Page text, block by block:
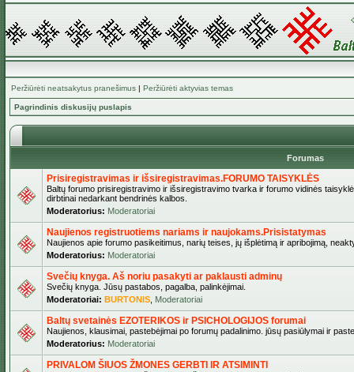
Peržiūrėti neatsakytus pranešimus | Peržiūrėti aktyvias temas
Pagrindinis diskusijų puslapis
Forumas
Prisiregistravimas ir išsiregistravimas.FORUMO TAISYKLĖS
Baltų forumo prisiregistravimo ir išsiregistravimo tvarka ir forumo vidinės
dirbtinai nedarkant bendrinės kalbos.
Moderatorius: Moderatoriai
Naujienos registruotiems nariams ir naujokams.Prisistatymas
Naujienos apie forumo pasikeitimus, narių teises, jų išplėtimą ir apribojimą,
Moderatorius: Moderatoriai
Svečių knyga. Aš noriu pasakyti ar paklausti adminų
Svečių knyga. Jūsų pastabos, pagalba, palinkėjimai.
Moderatoriai: BURTONIS Moderatoriai
Baltų svetainės EZOTERIKOS ir PSICHOLOGIJOS forumai
Naujienos, klausimai, pastebėjimai po forumų padalinimo. jūsų pasiūlymai ir
Moderatorius: Moderatoriai
PRIVALOM ŠIUOS ŽMONES GERBTI IR ATSIMINTI